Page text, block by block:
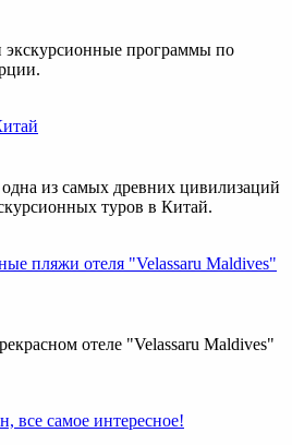
экскурсионные программы по
из самых древних цивилизаций
туров в Китай.
пляжи отеля "Velassaru Maldives"
отеле "Velassaru Maldives"
все самое интересное!